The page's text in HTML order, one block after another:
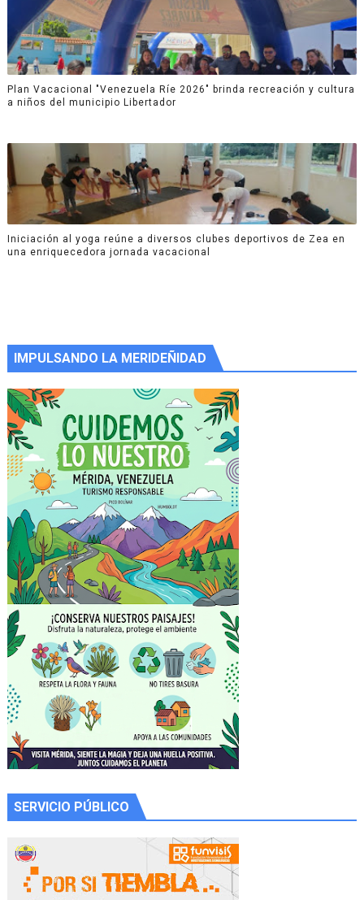
Plan Vacacional "Venezuela Ríe 2026" brinda recreación y cultura
a niños del municipio Libertador
Iniciación al yoga reúne a diversos clubes deportivos de Zea en
una enriquecedora jornada vacacional
IMPULSANDO LA MERIDEÑIDAD
SERVICIO PÚBLICO